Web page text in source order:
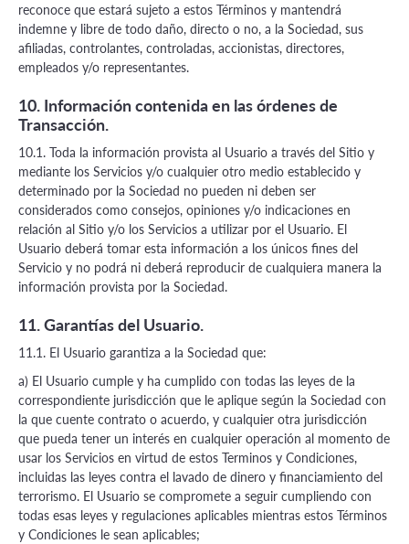
reconoce que estará sujeto a estos Términos y mantendrá
indemne y libre de todo daño, directo o no, a la Sociedad, sus
afiliadas, controlantes, controladas, accionistas, directores,
empleados y/o representantes.
10. Información contenida en las órdenes de
Transacción.
10.1. Toda la información provista al Usuario a través del Sitio y
mediante los Servicios y/o cualquier otro medio establecido y
determinado por la Sociedad no pueden ni deben ser
considerados como consejos, opiniones y/o indicaciones en
relación al Sitio y/o los Servicios a utilizar por el Usuario. El
Usuario deberá tomar esta información a los únicos fines del
Servicio y no podrá ni deberá reproducir de cualquiera manera la
información provista por la Sociedad.
11. Garantías del Usuario.
11.1. El Usuario garantiza a la Sociedad que:
a) El Usuario cumple y ha cumplido con todas las leyes de la
correspondiente jurisdicción que le aplique según la Sociedad con
la que cuente contrato o acuerdo, y cualquier otra jurisdicción
que pueda tener un interés en cualquier operación al momento de
usar los Servicios en virtud de estos Terminos y Condiciones,
incluidas las leyes contra el lavado de dinero y financiamiento del
terrorismo. El Usuario se compromete a seguir cumpliendo con
todas esas leyes y regulaciones aplicables mientras estos Términos
y Condiciones le sean aplicables;